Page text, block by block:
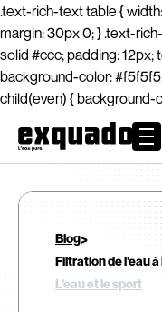
.text-rich-text table {
margin: 30px 0; } .text-
solid #ccc; padding:
background-color:
child(even) { background-
Blog>
Filtration de l'eau
L’eau et le sport